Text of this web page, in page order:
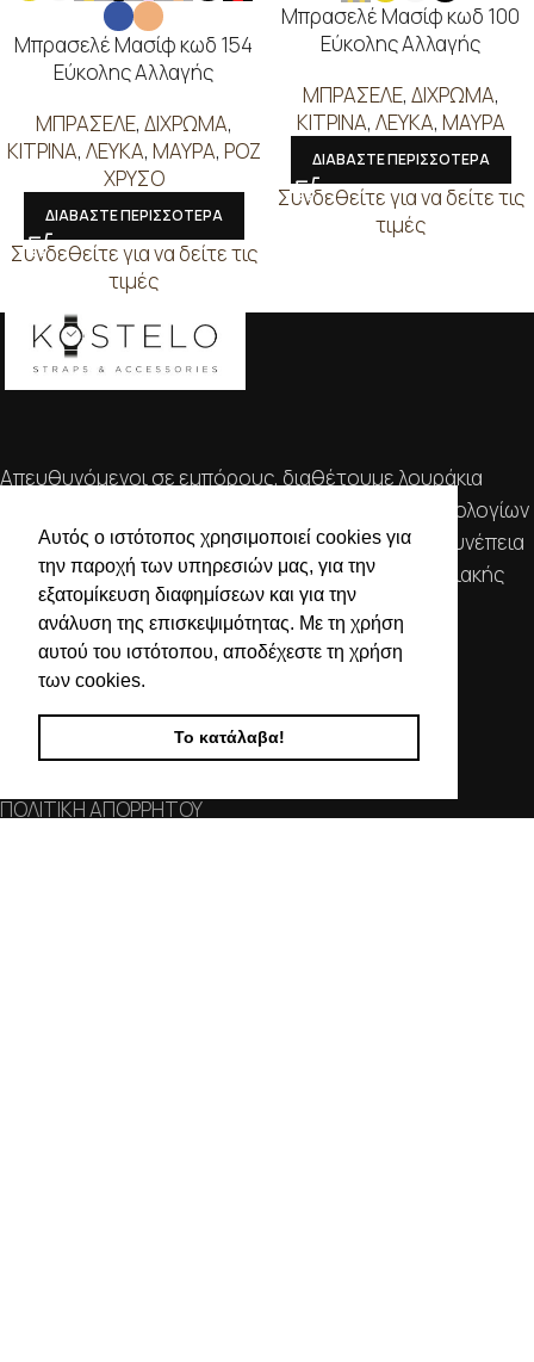
Αυτός ο ιστότοπος χρησιμοποιεί cookies για
την παροχή των υπηρεσιών μας, για την
εξατομίκευση διαφημίσεων και για την
ανάλυση της επισκεψιμότητας. Με τη χρήση
αυτού του ιστότοπου, αποδέχεστε τη χρήση
των cookies.
Το κατάλαβα!
Μπρασελέ Μασίφ κωδ 154
Εύκολης Αλλαγής
ΜΠΡΑΣΕΛΕ, ΔΙΧΡΩΜΑ,
ΚΙΤΡΙΝΑ, ΛΕΥΚΑ, ΜΑΥΡΑ, ΡΟΖ
ΧΡΥΣΟ
ΔΙΑΒΑΣΤΕ ΠΕΡΙΣΣΟΤΕΡΑ
Συνδεθείτε για να δείτε τις
τιμές
Μπρασελέ Μασίφ κωδ 100
Εύκολης Αλλαγής
ΜΠΡΑΣΕΛΕ, ΔΙΧΡΩΜΑ,
ΚΙΤΡΙΝΑ, ΛΕΥΚΑ, ΜΑΥΡΑ
ΔΙΑΒΑΣΤΕ ΠΕΡΙΣΣΟΤΕΡΑ
Συνδεθείτε για να δείτε τις
τιμές
Απευθυνόμενοι σε εμπόρους, διαθέτουμε λουράκια
ρολογιών, μπρασελέ, μπαταρίες, μηχανισμούς ωρολογίων
& εργαλεία αρίστης ποιότητας. Η αξιοπιστία & η συνέπεια
αποτελούν τα κύρια χαρακτηριστικά της οικογενειακής
επιχείρησής μας.
ΧΡΗΣΙΜΕΣ ΠΛΗΡΟΦΟΡΙΕΣ
ΕΠΙΚΟΙΝΩΝΙΑ
ΠΟΛΙΤΙΚΗ ΑΠΟΡΡΗΤΟΥ